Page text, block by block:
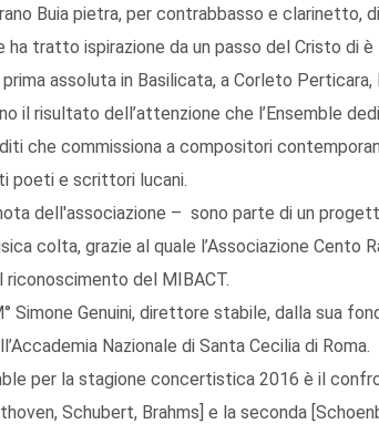
Buia pietra, per contrabbasso e clarinetto,
ha tratto ispirazione da un passo del Cristo di
assoluta in Basilicata, a Corleto
il risultato dell’attenzione che l’Ensemble
che commissiona a compositori
poeti e scrittori lucani.
dell'associazione – sono parte di un
colta, grazie al quale l’Associazione Cento
del MIBACT.
Genuini, direttore stabile, dalla sua
Nazionale di Santa Cecilia di Roma.
per la stagione concertistica 2016 è il
Schubert, Brahms] e la seconda